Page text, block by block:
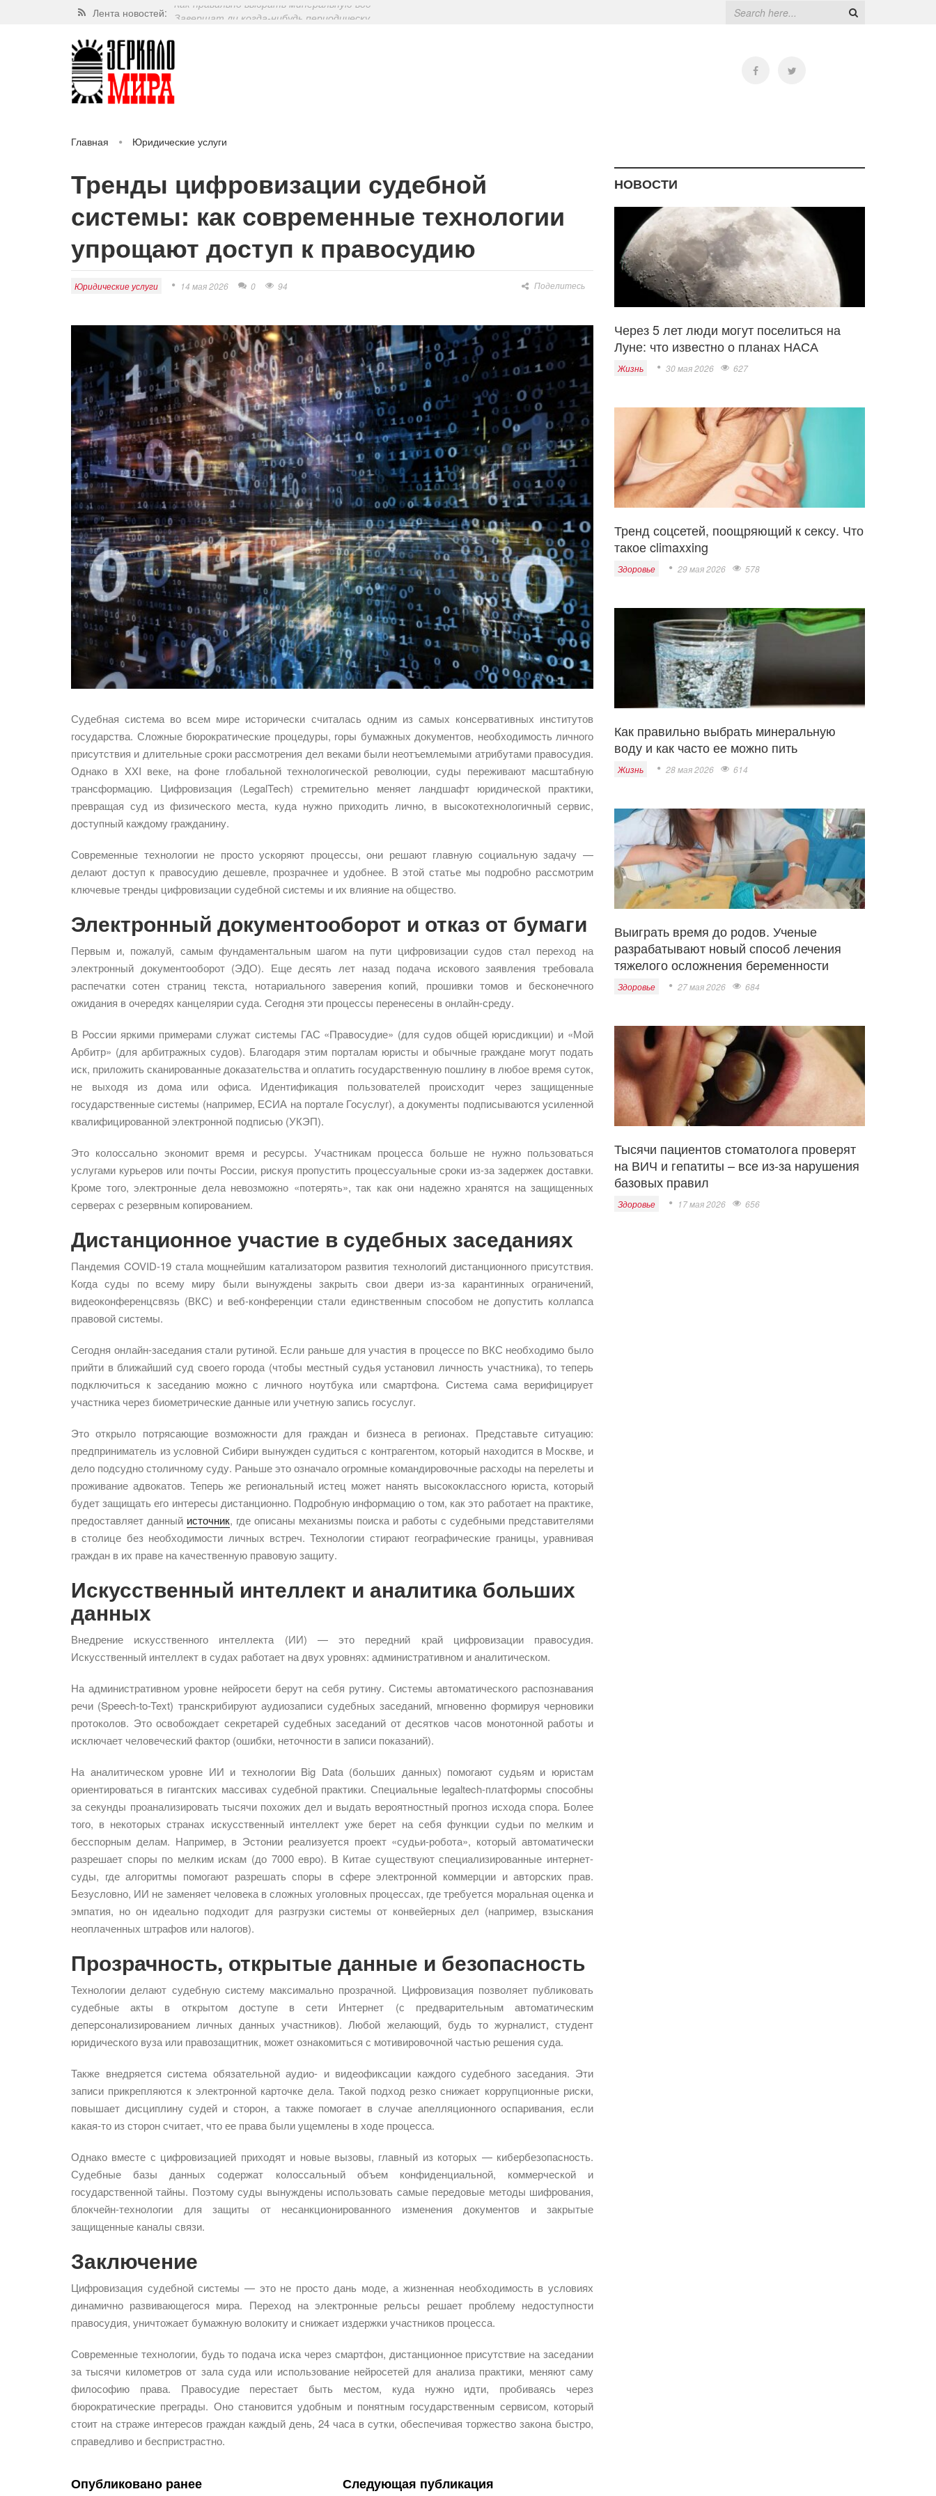
Лента новостей:
Завершат ли когда-нибудь периодическу
Через 5 лет люди могут поселиться на Лу
Главная
Юридические услуги
Тренды цифровизации судебной
системы: как современные технологии
упрощают доступ к правосудию
Юридические услуги 14 мая 2026 0 94 Поделитесь
Судебная система во всем мире исторически считалась одним из самых консервативных институтов
государства. Сложные бюрократические процедуры, горы бумажных документов, необходимость личного
присутствия и длительные сроки рассмотрения дел веками были неотъемлемыми атрибутами правосудия.
Однако в XXI веке, на фоне глобальной технологической революции, суды переживают масштабную
трансформацию. Цифровизация (LegalTech) стремительно меняет ландшафт юридической практики,
превращая суд из физического места, куда нужно приходить лично, в высокотехнологичный сервис,
доступный каждому гражданину.
Современные технологии не просто ускоряют процессы, они решают главную социальную задачу —
делают доступ к правосудию дешевле, прозрачнее и удобнее. В этой статье мы подробно рассмотрим
ключевые тренды цифровизации судебной системы и их влияние на общество.
Электронный документооборот и отказ от бумаги
Первым и, пожалуй, самым фундаментальным шагом на пути цифровизации судов стал переход на
электронный документооборот (ЭДО). Еще десять лет назад подача искового заявления требовала
распечатки сотен страниц текста, нотариального заверения копий, прошивки томов и бесконечного
ожидания в очередях канцелярии суда. Сегодня эти процессы перенесены в онлайн-среду.
В России яркими примерами служат системы ГАС «Правосудие» (для судов общей юрисдикции) и «Мой
Арбитр» (для арбитражных судов). Благодаря этим порталам юристы и обычные граждане могут подать
иск, приложить сканированные доказательства и оплатить государственную пошлину в любое время суток,
не выходя из дома или офиса. Идентификация пользователей происходит через защищенные
государственные системы (например, ЕСИА на портале Госуслуг), а документы подписываются усиленной
квалифицированной электронной подписью (УКЭП).
Это колоссально экономит время и ресурсы. Участникам процесса больше не нужно пользоваться
услугами курьеров или почты России, рискуя пропустить процессуальные сроки из-за задержек доставки.
Кроме того, электронные дела невозможно «потерять», так как они надежно хранятся на защищенных
серверах с резервным копированием.
Дистанционное участие в судебных заседаниях
Пандемия COVID-19 стала мощнейшим катализатором развития технологий дистанционного присутствия.
Когда суды по всему миру были вынуждены закрыть свои двери из-за карантинных ограничений,
видеоконференцсвязь (ВКС) и веб-конференции стали единственным способом не допустить коллапса
правовой системы.
Сегодня онлайн-заседания стали рутиной. Если раньше для участия в процессе по ВКС необходимо было
прийти в ближайший суд своего города (чтобы местный судья установил личность участника), то теперь
подключиться к заседанию можно с личного ноутбука или смартфона. Система сама верифицирует
участника через биометрические данные или учетную запись госуслуг.
Это открыло потрясающие возможности для граждан и бизнеса в регионах. Представьте ситуацию:
предприниматель из условной Сибири вынужден судиться с контрагентом, который находится в Москве, и
дело подсудно столичному суду. Раньше это означало огромные командировочные расходы на перелеты и
проживание адвокатов. Теперь же региональный истец может нанять высококлассного юриста, который
будет защищать его интересы дистанционно. Подробную информацию о том, как это работает на практике,
предоставляет данный источник, где описаны механизмы поиска и работы с судебными представителями
в столице без необходимости личных встреч. Технологии стирают географические границы, уравнивая
граждан в их праве на качественную правовую защиту.
Искусственный интеллект и аналитика больших
данных
Внедрение искусственного интеллекта (ИИ) — это передний край цифровизации правосудия.
Искусственный интеллект в судах работает на двух уровнях: административном и аналитическом.
На административном уровне нейросети берут на себя рутину. Системы автоматического распознавания
речи (Speech-to-Text) транскрибируют аудиозаписи судебных заседаний, мгновенно формируя черновики
протоколов. Это освобождает секретарей судебных заседаний от десятков часов монотонной работы и
исключает человеческий фактор (ошибки, неточности в записи показаний).
На аналитическом уровне ИИ и технологии Big Data (больших данных) помогают судьям и юристам
ориентироваться в гигантских массивах судебной практики. Специальные legaltech-платформы способны
за секунды проанализировать тысячи похожих дел и выдать вероятностный прогноз исхода спора. Более
того, в некоторых странах искусственный интеллект уже берет на себя функции судьи по мелким и
бесспорным делам. Например, в Эстонии реализуется проект «судьи-робота», который автоматически
разрешает споры по мелким искам (до 7000 евро). В Китае существуют специализированные интернет-
суды, где алгоритмы помогают разрешать споры в сфере электронной коммерции и авторских прав.
Безусловно, ИИ не заменяет человека в сложных уголовных процессах, где требуется моральная оценка и
эмпатия, но он идеально подходит для разгрузки системы от конвейерных дел (например, взыскания
неоплаченных штрафов или налогов).
Прозрачность, открытые данные и безопасность
Технологии делают судебную систему максимально прозрачной. Цифровизация позволяет публиковать
судебные акты в открытом доступе в сети Интернет (с предварительным автоматическим
деперсонализированием личных данных участников). Любой желающий, будь то журналист, студент
юридического вуза или правозащитник, может ознакомиться с мотивировочной частью решения суда.
Также внедряется система обязательной аудио- и видеофиксации каждого судебного заседания. Эти
записи прикрепляются к электронной карточке дела. Такой подход резко снижает коррупционные риски,
повышает дисциплину судей и сторон, а также помогает в случае апелляционного оспаривания, если
какая-то из сторон считает, что ее права были ущемлены в ходе процесса.
Однако вместе с цифровизацией приходят и новые вызовы, главный из которых — кибербезопасность.
Судебные базы данных содержат колоссальный объем конфиденциальной, коммерческой и
государственной тайны. Поэтому суды вынуждены использовать самые передовые методы шифрования,
блокчейн-технологии для защиты от несанкционированного изменения документов и закрытые
защищенные каналы связи.
Заключение
Цифровизация судебной системы — это не просто дань моде, а жизненная необходимость в условиях
динамично развивающегося мира. Переход на электронные рельсы решает проблему недоступности
правосудия, уничтожает бумажную волокиту и снижает издержки участников процесса.
Современные технологии, будь то подача иска через смартфон, дистанционное присутствие на заседании
за тысячи километров от зала суда или использование нейросетей для анализа практики, меняют саму
философию права. Правосудие перестает быть местом, куда нужно идти, пробиваясь через
бюрократические преграды. Оно становится удобным и понятным государственным сервисом, который
стоит на страже интересов граждан каждый день, 24 часа в сутки, обеспечивая торжество закона быстро,
справедливо и беспристрастно.
Опубликовано ранее Следующая публикация
НОВОСТИ
Через 5 лет люди могут поселиться на
Луне: что известно о планах НАСА
Жизнь 30 мая 2026 627
Тренд соцсетей, поощряющий к сексу. Что
такое climaxxing
Здоровье 29 мая 2026 578
Как правильно выбрать минеральную
воду и как часто ее можно пить
Жизнь 28 мая 2026 614
Выиграть время до родов. Ученые
разрабатывают новый способ лечения
тяжелого осложнения беременности
Здоровье 27 мая 2026 684
Тысячи пациентов стоматолога проверят
на ВИЧ и гепатиты – все из-за нарушения
базовых правил
Здоровье 17 мая 2026 656